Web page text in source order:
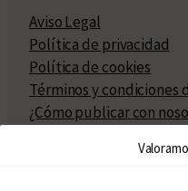
Aviso Legal
Política de privacidad
Política de cookies
Términos y condiciones
¿Cómo publicar con
Políticas de publicación